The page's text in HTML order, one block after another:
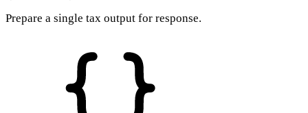
Prepare a single tax output for response.